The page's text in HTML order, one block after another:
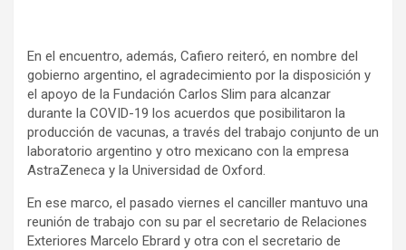
En el encuentro, además, Cafiero reiteró, en nombre del
gobierno argentino, el agradecimiento por la disposición y
el apoyo de la Fundación Carlos Slim para alcanzar
durante la COVID-19 los acuerdos que posibilitaron la
producción de vacunas, a través del trabajo conjunto de un
laboratorio argentino y otro mexicano con la empresa
AstraZeneca y la Universidad de Oxford.
En ese marco, el pasado viernes el canciller mantuvo una
reunión de trabajo con su par el secretario de Relaciones
Exteriores Marcelo Ebrard y otra con el secretario de